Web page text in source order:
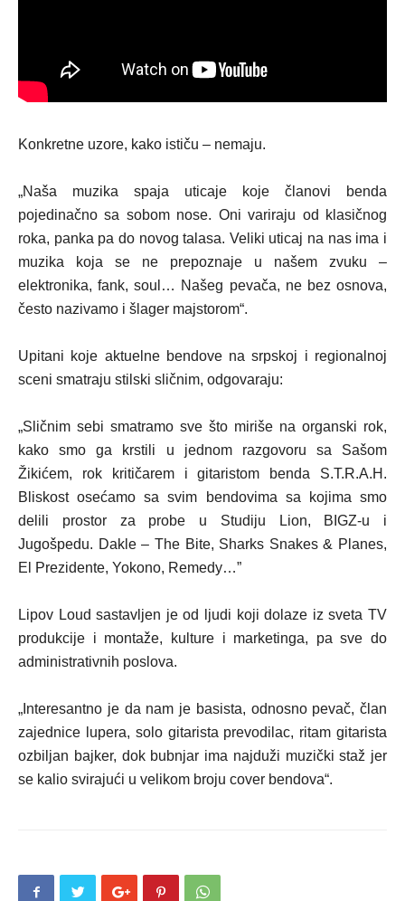
Konkretne uzore, kako ističu – nemaju.
„Naša muzika spaja uticaje koje članovi benda
pojedinačno sa sobom nose. Oni variraju od klasičnog
roka, panka pa do novog talasa. Veliki uticaj na nas ima i
muzika koja se ne prepoznaje u našem zvuku –
elektronika, fank, soul… Našeg pevača, ne bez osnova,
često nazivamo i šlager majstorom“.
Upitani koje aktuelne bendove na srpskoj i regionalnoj
sceni smatraju stilski sličnim, odgovaraju:
„Sličnim sebi smatramo sve što miriše na organski rok,
kako smo ga krstili u jednom razgovoru sa Sašom
Žikićem, rok kritičarem i gitaristom benda S.T.R.A.H.
Bliskost osećamo sa svim bendovima sa kojima smo
delili prostor za probe u Studiju Lion, BIGZ-u i
Jugošpedu. Dakle – The Bite, Sharks Snakes & Planes,
El Prezidente, Yokono, Remedy…”
Lipov Loud sastavljen je od ljudi koji dolaze iz sveta TV
produkcije i montaže, kulture i marketinga, pa sve do
administrativnih poslova.
„Interesantno je da nam je basista, odnosno pevač, član
zajednice lupera, solo gitarista prevodilac, ritam gitarista
ozbiljan bajker, dok bubnjar ima najduži muzički staž jer
se kalio svirajući u velikom broju cover bendova“.